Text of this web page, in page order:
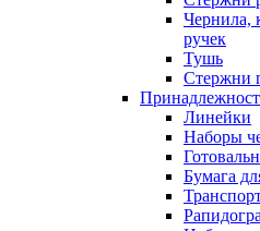
Чернила,
ручек
Тушь
Стержни
Линейки
Наборы
Бумага